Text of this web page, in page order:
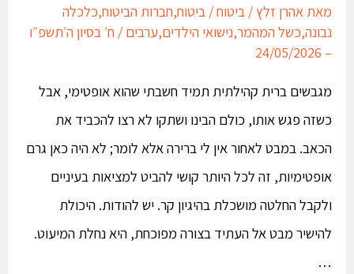
מאתאהרן זלץ/ביטוח/ביטוח,חברות הביטוח,כלכלה
נבונה,כשל המהמר,נישואי הילדים,ערבים/ח׳ בסיון ה׳תשפ״ו
– 24/05/2026
מגבשים ברית קהילתית תמיד חשבתי שהוא אופטימי, אבל
כשזה פגש אותו, כולם הבינו ושתקו לא רצו להכביד את
הכאב. במבט לאחור אין לי ברירה אלא לומר; לא היה כאן גרם
אופטימיות, זה לכל היותר קושי להביט למציאות בעיניים
ולקבל החלטה מושכלת בהיגיון קר. יש להודות. היכולת
להישיר מבט אל העתיד בצורה מפוכחת, היא נחלת המיעוט.
…